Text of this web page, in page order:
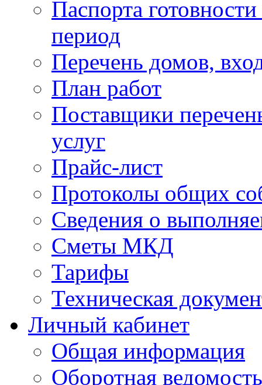
Паспорта
период
Перечень домов,
План работ
Поставщики
услуг
Прайс-лист
Протоколы общих
Сведения о
Сметы МКД
Тарифы
Техническая
Личный кабинет
Общая информация
Оборотная ведомость